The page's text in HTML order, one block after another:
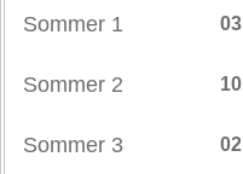
Sommer 1
Sommer 2
Sommer 3